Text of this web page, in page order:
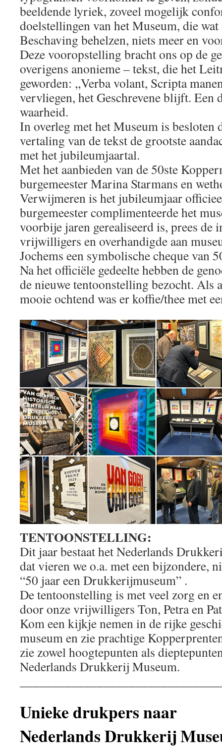
beeldende lyriek, zoveel mogelijk
doelstellingen van het Museum, die
Beschaving behelzen, niets meer en
Deze vooropstelling bracht ons op de
overigens anonieme – tekst, die het
geworden: ,,Verba volant, Scripta
vervliegen, het Geschrevene blijft. Een
waarheid.
In overleg met het Museum is besloten
vertaling van de tekst de grootste
met het jubileumjaartal.
Met het aanbieden van de 50ste
burgemeester Marina Starmans en
Verwijmeren is het jubileumjaar
burgemeester complimenteerde het
voorbije jaren gerealiseerd is, prees de
vrijwilligers en overhandigde aan
Jochems een symbolische cheque van
Na het officiële gedeelte hebben de
de nieuwe tentoonstelling bezocht. Als
mooie ochtend was er koffie/thee met
TENTOONSTELLING:
Dit jaar bestaat het Nederlands
dat vieren we o.a. met een bijzondere,
“50 jaar een Drukkerijmuseum” .
De tentoonstelling is met veel zorg en
door onze vrijwilligers Ton, Petra en
Kom een kijkje nemen in de rijke
museum en zie prachtige
zie zowel hoogtepunten als
Nederlands Drukkerij Museum.
Unieke drukpers naar
Nederlands Drukkerij